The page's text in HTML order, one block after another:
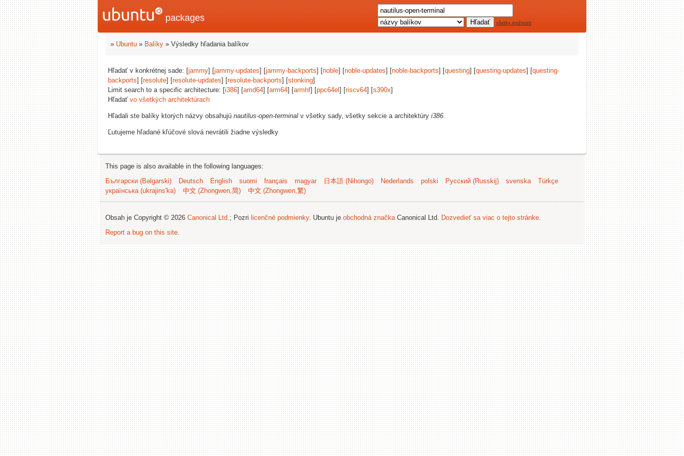
packages všetky možnosti
» Ubuntu » Balíky » Výsledky hľadania balíkov
Hľadať v konkrétnej sade: [jammy] [jammy-updates] [jammy-backports] [noble] [noble-updates] [noble-backports] [questing] [questing-updates] [questing-
backports] [resolute] [resolute-updates] [resolute-backports] [stonking]
Limit search to a specific architecture: [i386] [amd64] [arm64] [armhf] [ppc64el ] [riscv64] [s390x]
Hľadať vo všetkých architektúrach
Hľadali ste balíky ktorých názvy obsahujú nautilus-open-terminal v všetky sady, všetky sekcie a architektúry i386.
Ľutujeme hľadané kľúčové slová nevrátili žiadne výsledky
This page is also available in the following languages:
Български (Bəlgarski)
Deutsch English suomi français magyar 日本語 (Nihongo) Nederlands polski Русский (Russkij) svenska
Türkçe
українська (ukrajins'ka)
中文 (Zhongwen,简) 中文 (Zhongwen,繁)
Obsah je Copyright © 2026 Canonical Ltd.; Pozri licenčné podmienky. Ubuntu je obchodná značkaCanonical Ltd. Dozvedieť sa viac o tejto stránke.
Report a bug on this site.